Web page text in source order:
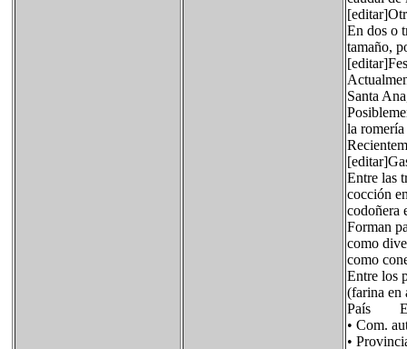
En dos o
tamaño,
Santa
la romería
Entre las
cocción
codoñera
Forman
como
como
Entre los
(farina en
País
• Com.
•